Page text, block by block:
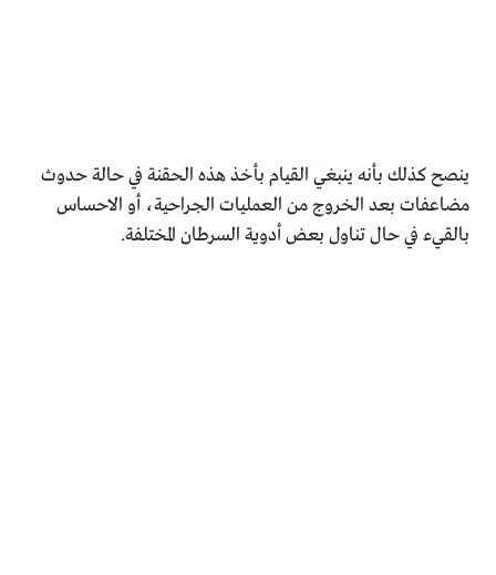
ينصح كذلك بأنه ينبغي القيام بأخذ هذه الحقنة في حالة حدوث
مضاعفات بعد الخروج من العمليات الجراحية، أو الاحساس
بالقيء في حال تناول بعض أدوية السرطان المختلفة.